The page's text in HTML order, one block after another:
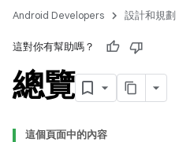
Android Developers 設計和規劃
這對你有幫助嗎？
總覽
這個頁面中的內容